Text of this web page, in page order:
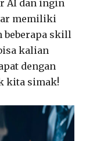
AI dan ingin
memiliki
skill
kalian
dengan
kita simak!